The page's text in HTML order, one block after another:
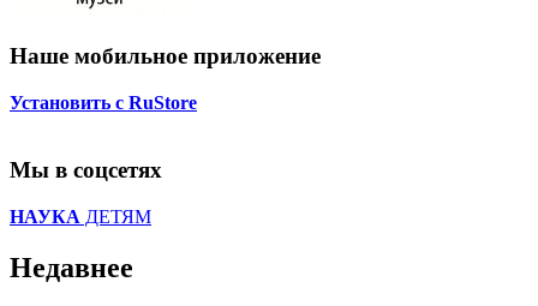
Наше мобильное приложение
Установить с RuStore
Мы в соцсетях
НАУКА ДЕТЯМ
Недавнее